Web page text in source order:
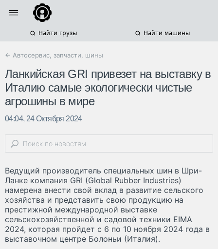
Найти грузы Найти машины
← Автосервис, запчасти, шины
Ланкийская GRI привезет на выставку в
Италию самые экологически чистые
агрошины в мире
04:04, 24 Октября 2024
Ведущий производитель специальных шин в Шри-
Ланке компания GRI (Global Rubber Industries)
намерена внести свой вклад в развитие сельского
хозяйства и представить свою продукцию на
престижной международной выставке
сельскохозяйственной и садовой техники EIMA
2024, которая пройдет с 6 по 10 ноября 2024 года в
выставочном центре Болоньи (Италия).